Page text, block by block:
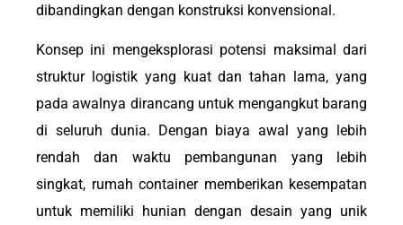
dibandingkan dengan konstruksi konvensional.
Konsep ini mengeksplorasi potensi maksimal dari
struktur logistik yang kuat dan tahan lama, yang
pada awalnya dirancang untuk mengangkut barang
di seluruh dunia. Dengan biaya awal yang lebih
rendah dan waktu pembangunan yang lebih
singkat, rumah container memberikan kesempatan
untuk memiliki hunian dengan desain yang unik